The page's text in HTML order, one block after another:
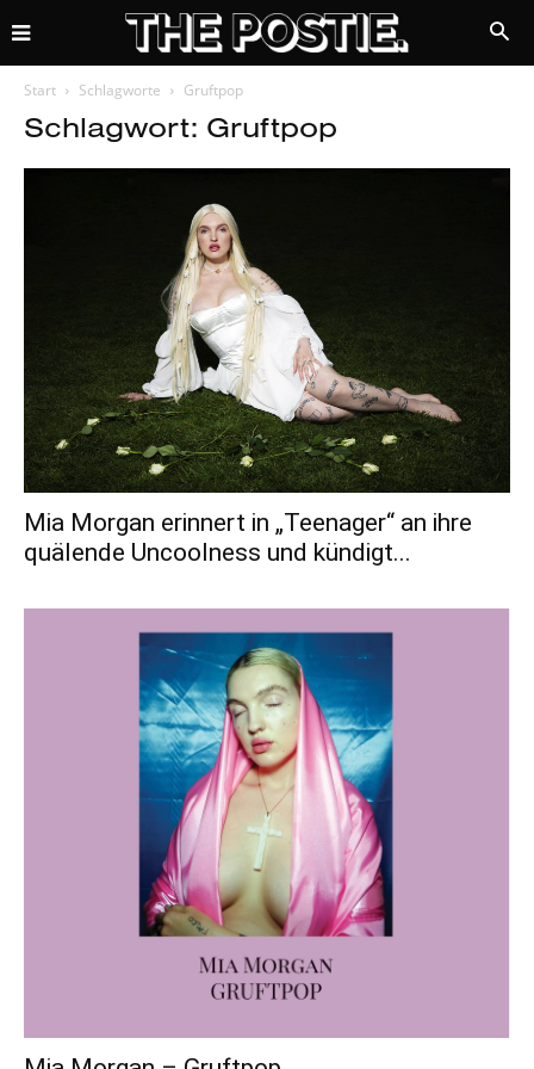
Start Schlagworte Gruftpop
Schlagwort: Gruftpop
Mia Morgan erinnert in „Teenager“ an ihre
quälende Uncoolness und kündigt...